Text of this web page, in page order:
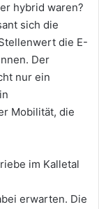
hybrid waren?
sich die
die E-
Der
nur ein
Mobilität, die
im Kalletal
erwarten. Die